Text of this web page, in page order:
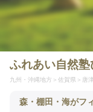
ふれあい自然塾
九州・沖縄地方 佐賀県 唐
森・棚田・海がフ